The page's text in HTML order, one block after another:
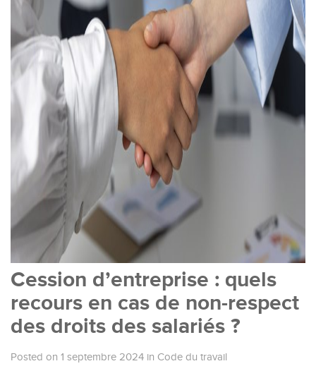
Cession d’entreprise : quels
recours en cas de non-respect
des droits des salariés ?
Posted on 1 septembre 2024 in Code du travail